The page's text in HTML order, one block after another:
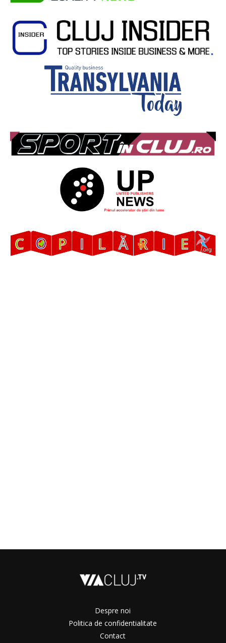
Despre noi
Politica de confidentialitate
Contact